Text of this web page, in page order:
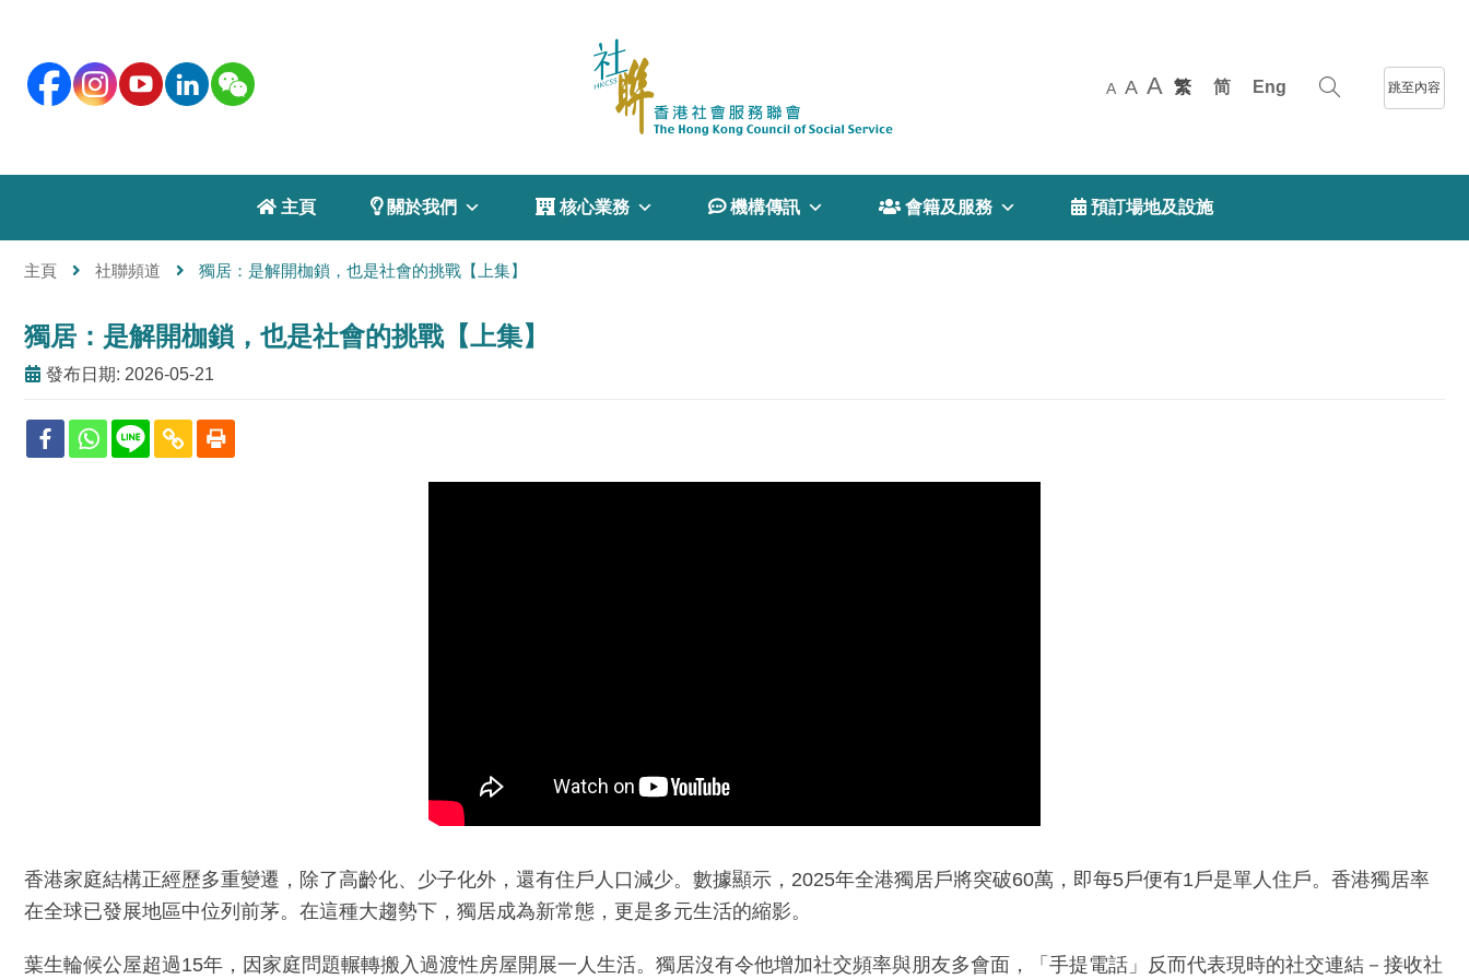
A A A 繁 简 Eng 跳至內容
 主頁  關於我們  核心業務  機構傳訊  會籍及服務  預訂場地及設施
主頁 社聯頻道 獨居：是解開枷鎖，也是社會的挑戰【上集】
獨居：是解開枷鎖，也是社會的挑戰【上集】
發布日期: 2026-05-21
香港家庭結構正經歷多重變遷，除了高齡化、少子化外，還有住戶人口減少。數據顯示，2025年全港獨居戶將突破60萬，即每5戶便有1戶是單人住戶。香港獨居率
在全球已發展地區中位列前茅。在這種大趨勢下，獨居成為新常態，更是多元生活的縮影。
葉生輪候公屋超過15年，因家庭問題輾轉搬入過渡性房屋開展一人生活。獨居沒有令他增加社交頻率與朋友多會面，「手提電話」反而代表現時的社交連結－接收社